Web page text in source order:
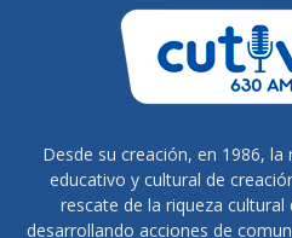
Desde su creación, en 1986,
educativo y cultural de
rescate de la riqueza
desarrollando acciones de